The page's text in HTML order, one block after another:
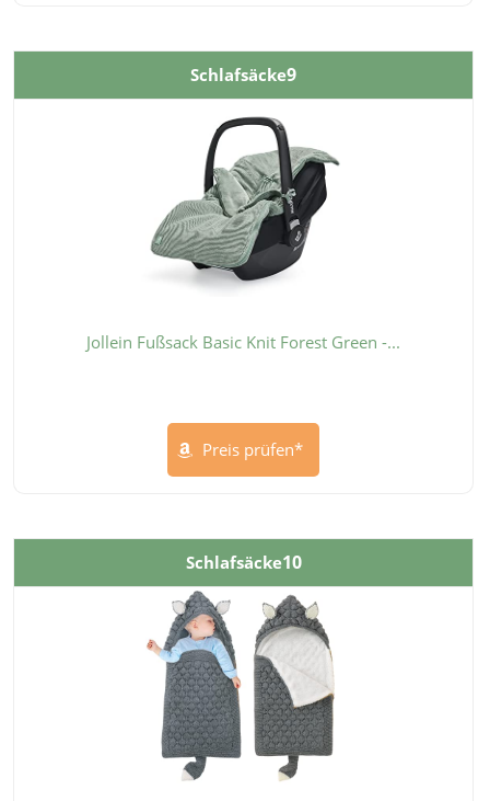
Schlafsäcke9
Jollein Fußsack Basic Knit Forest Green -...
Preis prüfen*
Schlafsäcke10